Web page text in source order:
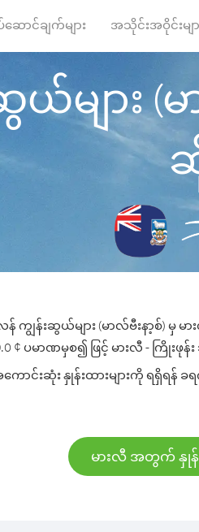
ောင်ချက်များ အသိုင်းအဝိုင်းမျာ
ျား (မ
ကျွန်းဆွယ်များ (မာလ်ဗီးနာ့စ်)
¢ ပမာဏမှစ၍ ဖြင့် မားလီ - ကြို
ာင်းဆုံး နှုန်းထားများကို ရရှိရန်
မားလီ အတွက် နှုန်း